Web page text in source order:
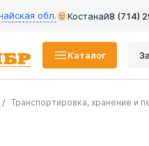
обл. Костанай8 (714)
Каталог
Транспортировка, хранение и